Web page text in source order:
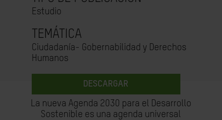
Estudio
TEMÁTICA
Ciudadanía- Gobernabilidad y Derechos
Humanos
DESCARGAR
La nueva Agenda 2030 para el Desarrollo
Sostenible es una agenda universal